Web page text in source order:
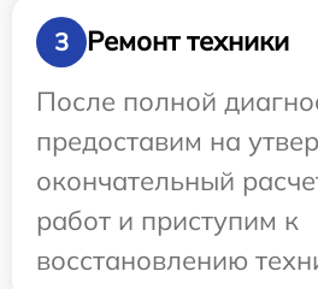
3
Ремонт техники
После полной
предоставим на
окончательный
работ и приступим к
восстановлению